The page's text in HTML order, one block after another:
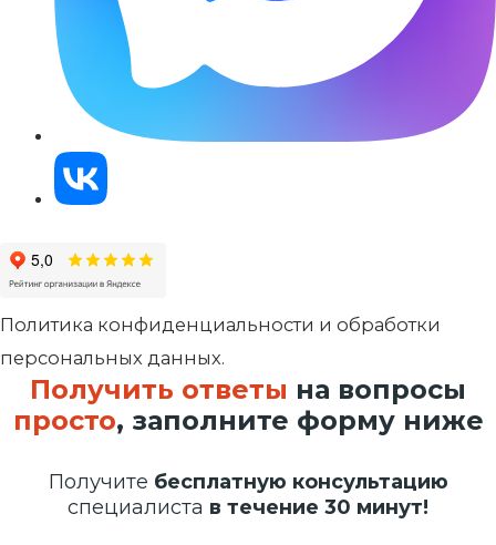
Политика конфиденциальности и обработки
персональных данных.
Получить ответы на вопросы
просто, заполните форму ниже
Получите бесплатную консультацию
специалиста в течение 30 минут!